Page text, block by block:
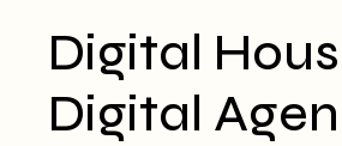
Digital
Digital